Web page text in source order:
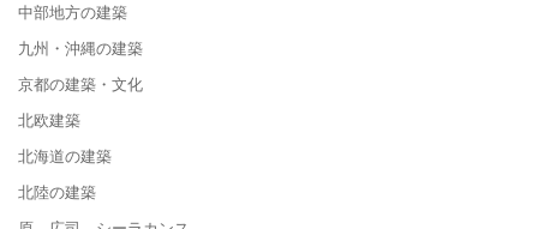
中部地方の建築
九州・沖縄の建築
京都の建築・文化
北欧建築
北海道の建築
北陸の建築